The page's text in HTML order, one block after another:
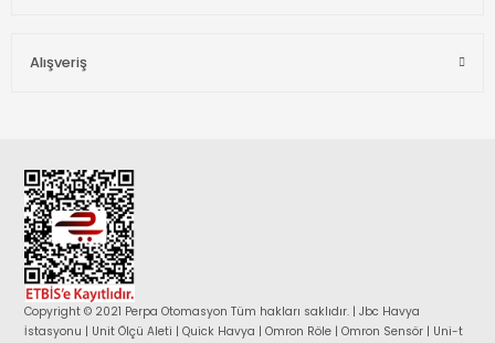
Alışveriş
Copyright © 2021 Perpa Otomasyon Tüm hakları saklıdır. | Jbc Havya
İstasyonu | Unit Ölçü Aleti | Quick Havya | Omron Röle | Omron Sensör | Uni-t